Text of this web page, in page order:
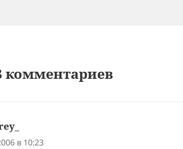
комментариев
в 10:23